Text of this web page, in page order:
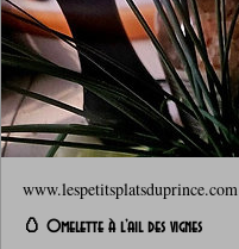
www.lespetitsplatsduprince.com
🥚 Omelette à l’ail des vignes